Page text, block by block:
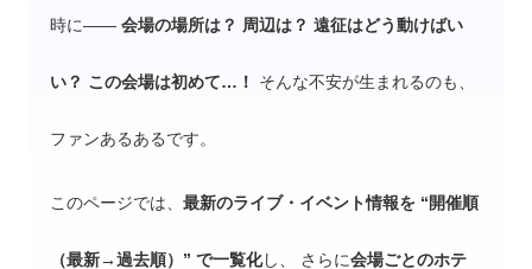
時に—— 会場の場所は？ 周辺は？ 遠征はどう動けばい
い？ この会場は初めて…！ そんな不安が生まれるのも、
ファンあるあるです。
このページでは、 最新のライブ・イベント情報を “開催順
（最新→過去順）” で一覧化し、 さらに会場ごとのホテ